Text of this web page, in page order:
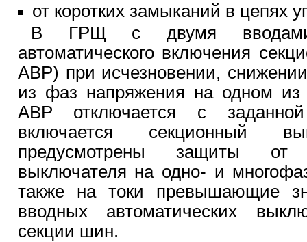
от коротких замыканий в цепях
В ГРЩ с двумя вводами
автоматического включения
АВР) при исчезновении,
из фаз напряжения на одном из
АВР отключается с
включается секционный
предусмотрены защиты от
выключателя на одно- и
также на токи превышающие
вводных автоматических
секции шин.